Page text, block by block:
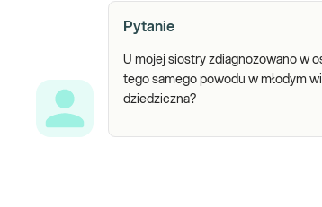
Pytanie
U mojej siostry zdiagnozowano w
tego samego powodu w młodym
dziedziczna?